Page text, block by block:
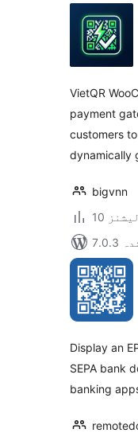
VietQR
payment
customers
dynamically
bigvnn
Display an
SEPA bank
banking